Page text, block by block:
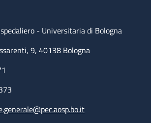
- Universitaria di Bologna
9, 40138 Bologna